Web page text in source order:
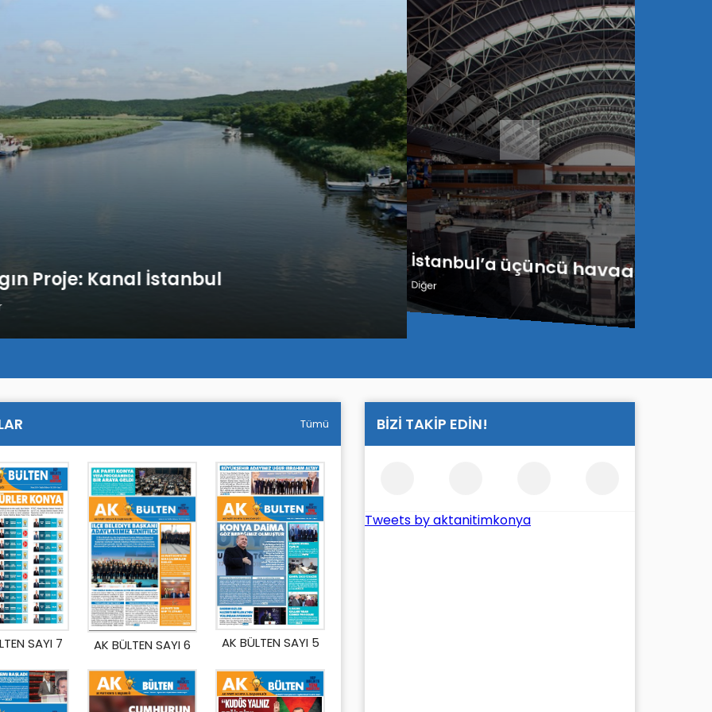
Proje: Kanal İstanbul İstanbul’a üçüncü havaalanı
Diğer
Tümü
SAYI 7 AK BÜLTEN SAYI 6 AK BÜLTEN SAYI 5
BİZİ TAKİP EDİN!
Tweets by aktanitimkonya